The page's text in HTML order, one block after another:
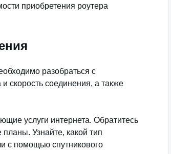
приобретения роутера
разобраться с
скорость соединения, а также
услуги интернета. Обратитесь
Узнайте, какой тип
с помощью спутникового